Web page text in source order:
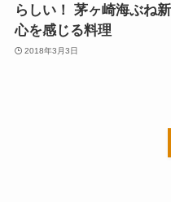
らしい！ 茅ヶ崎海ぶね
心を感じる料理
2018年3月3日